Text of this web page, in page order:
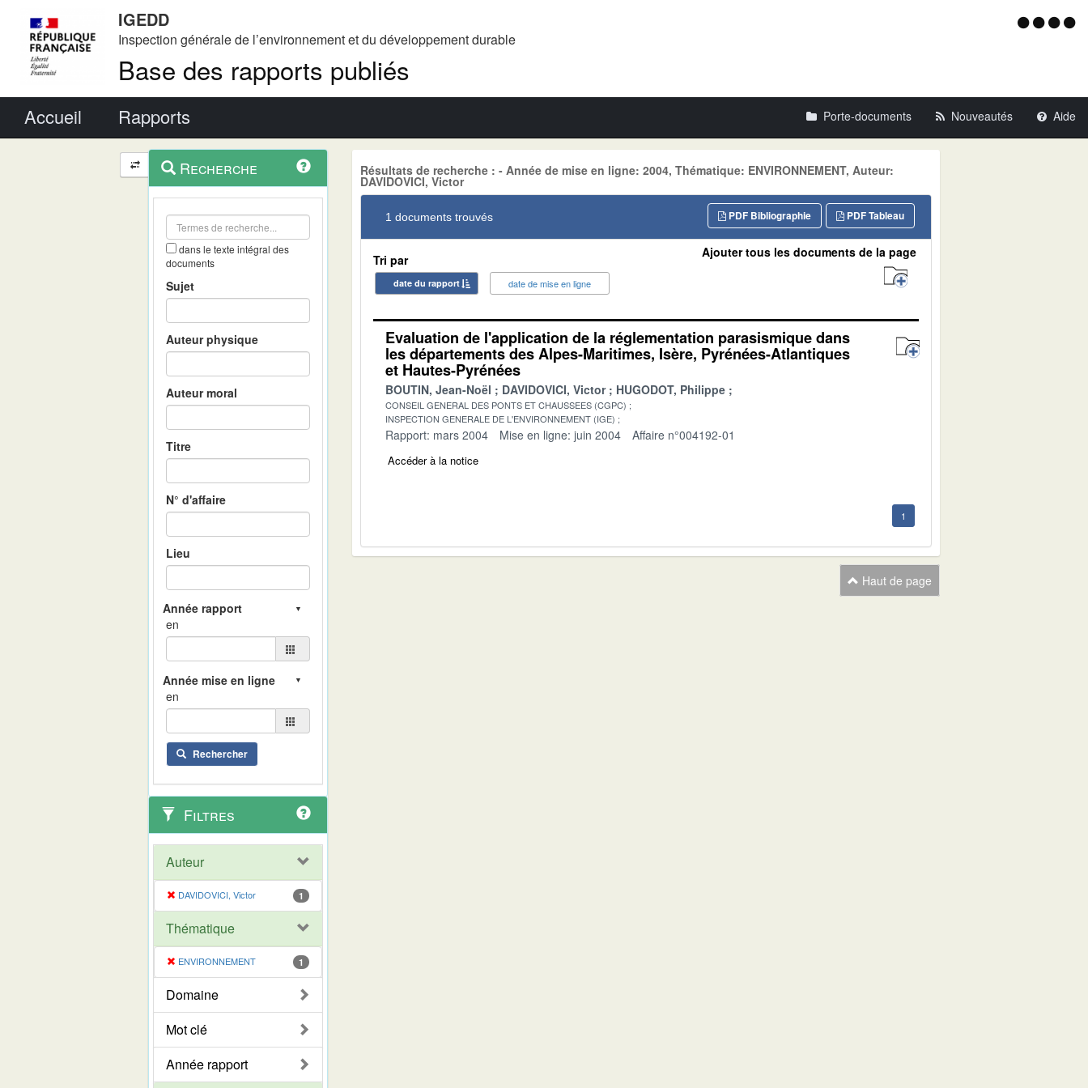
IGEDD
Inspection générale de l’environnement et du développement durable
Base des rapports publiés
Menu
Accueil Rapports Porte-documents Nouveautés Aide
Navigation
et
outils
contextuel
Recherche
dans le texte intégral des
documents
Sujet
Auteur physique
Auteur moral
Titre
N° d'affaire
Lieu
en
en
Rechercher
Filtres
Auteur
DAVIDOVICI, Victor 1
Thématique
ENVIRONNEMENT 1
Domaine
Mot clé
Année rapport
Résultats de recherche : - Année de mise en ligne: 2004, Thématique: ENVIRONNEMENT, Auteur:
DAVIDOVICI, Victor
1 documents trouvés PDF Tableau
PDF Bibliographie
Tri par
date du rapport date de mise en ligne
Ajouter tous les documents de la page
Evaluation de l'application de la réglementation parasismique dans
les départements des Alpes-Maritimes, Isère, Pyrénées-Atlantiques
et Hautes-Pyrénées
BOUTIN, Jean-Noël DAVIDOVICI, Victor HUGODOT, Philippe
CONSEIL GENERAL DES PONTS ET CHAUSSEES (CGPC)
INSPECTION GENERALE DE L'ENVIRONNEMENT (IGE)
Rapport: mars 2004 Mise en ligne: juin 2004 Affaire n°004192-01
Accéder à la notice
1
Haut de page